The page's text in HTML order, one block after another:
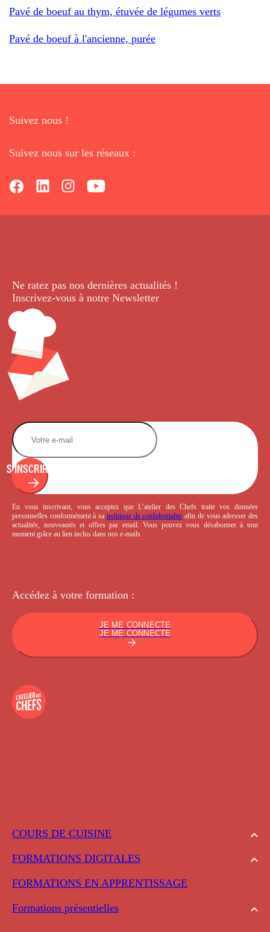
Pavé de boeuf au thym, étuvée de légumes verts
Pavé de boeuf à l'ancienne, purée
Suivez nous !
Suivez nous sur les réseaux :
COURS DE CUISINE
FORMATIONS DIGITALES
FORMATIONS EN APPRENTISSAGE
Formations présentielles
Ne ratez pas nos dernières actualités !
Inscrivez-vous à notre Newsletter.
S'INSCRIRE
En vous inscrivant, vous acceptez que L’atelier des Chefs traite vos données
personnelles conformément à sa politique de confidentialité afin de vous adresser des
actualités, nouveautés et offres par email. Vous pouvez vous désabonner à tout
moment grâce au lien inclus dans nos e-mails.
Accédez à votre formation :
JE ME CONNECTE
JE ME CONNECTE